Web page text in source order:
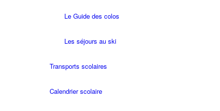
Le Guide des colos
Les séjours au ski
Transports scolaires
Calendrier scolaire